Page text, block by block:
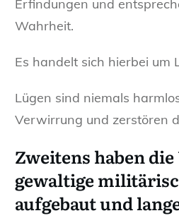
Erfindungen und
Wahrheit.
Es handelt sich hierbei um
Lügen sind niemals
Verwirrung und zerstören
Zweitens haben
gewaltige
aufgebaut und